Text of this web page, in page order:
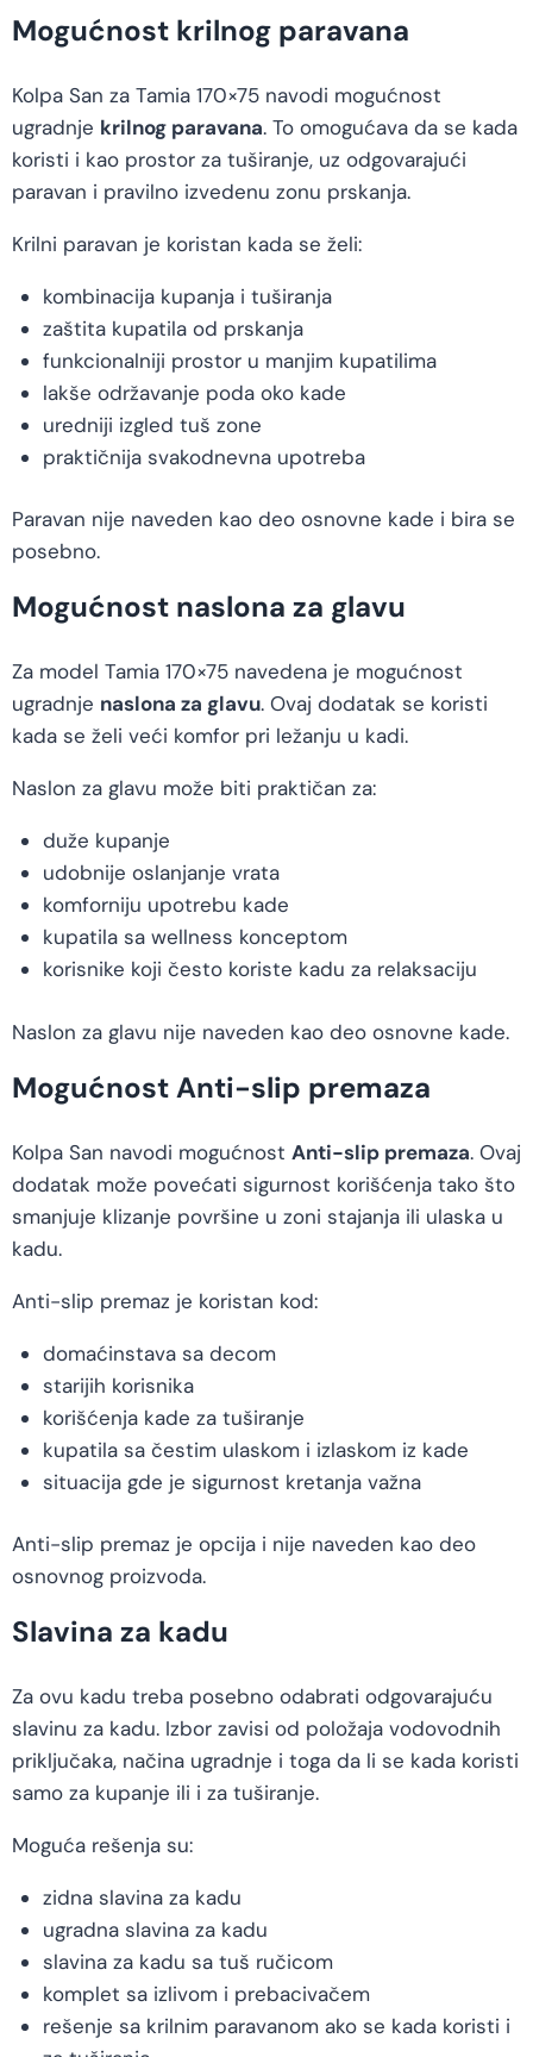
Mogućnost krilnog paravana
Kolpa San za Tamia 170×75 navodi mogućnost
ugradnje krilnog paravana. To omogućava da se kada
koristi i kao prostor za tuširanje, uz odgovarajući
paravan i pravilno izvedenu zonu prskanja.
Krilni paravan je koristan kada se želi:
kombinacija kupanja i tuširanja
zaštita kupatila od prskanja
funkcionalniji prostor u manjim kupatilima
lakše održavanje poda oko kade
uredniji izgled tuš zone
praktičnija svakodnevna upotreba
Paravan nije naveden kao deo osnovne kade i bira se
posebno.
Mogućnost naslona za glavu
Za model Tamia 170×75 navedena je mogućnost
ugradnje naslona za glavu. Ovaj dodatak se koristi
kada se želi veći komfor pri ležanju u kadi.
Naslon za glavu može biti praktičan za:
duže kupanje
udobnije oslanjanje vrata
komforniju upotrebu kade
kupatila sa wellness konceptom
korisnike koji često koriste kadu za relaksaciju
Naslon za glavu nije naveden kao deo osnovne kade.
Mogućnost Anti-slip premaza
Kolpa San navodi mogućnost Anti-slip premaza. Ovaj
dodatak može povećati sigurnost korišćenja tako što
smanjuje klizanje površine u zoni stajanja ili ulaska u
kadu.
Anti-slip premaz je koristan kod:
domaćinstava sa decom
starijih korisnika
korišćenja kade za tuširanje
kupatila sa čestim ulaskom i izlaskom iz kade
situacija gde je sigurnost kretanja važna
Anti-slip premaz je opcija i nije naveden kao deo
osnovnog proizvoda.
Slavina za kadu
Za ovu kadu treba posebno odabrati odgovarajuću
slavinu za kadu. Izbor zavisi od položaja vodovodnih
priključaka, načina ugradnje i toga da li se kada koristi
samo za kupanje ili i za tuširanje.
Moguća rešenja su:
zidna slavina za kadu
ugradna slavina za kadu
slavina za kadu sa tuš ručicom
komplet sa izlivom i prebacivačem
rešenje sa krilnim paravanom ako se kada koristi i